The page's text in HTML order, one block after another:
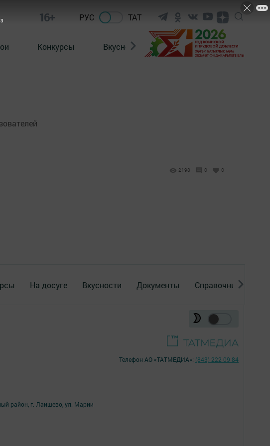
16+ РУС ТАТ
Конкурсы Вкусности Фотогалерея
2198 0 0
На досуге Вкусности Документы Справочник
район, г. Лаишево, ул. Марии
Телефон АО «ТАТМЕДИА»: (843) 222 09 84